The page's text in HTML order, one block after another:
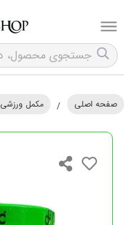
صفحه اصلی / مکمل ورزشی